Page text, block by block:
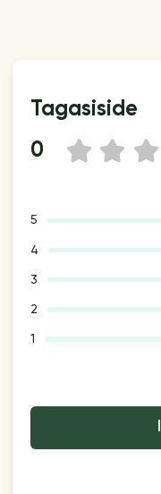
Tagasiside
0 3
2
1
5
4
3
2
1